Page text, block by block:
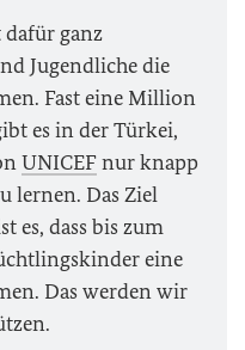
ganz
Jugendliche die
Fast eine Million
es in der Türkei,
UNICEFnur knapp
lernen. Das Ziel
es, dass bis zum
eine
Das werden wir